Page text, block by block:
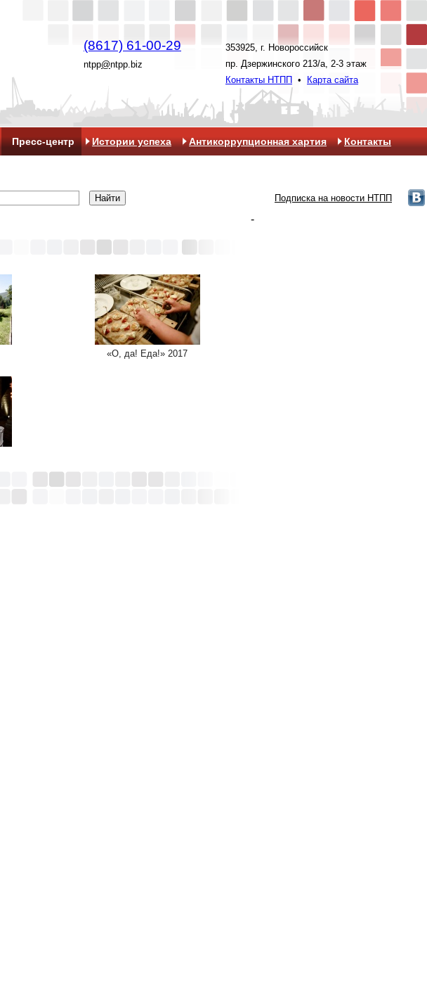
(8617) 61-00-29
ntpp@ntpp.biz
353925, г. Новороссийск
пр. Дзержинского 213/а, 2-3 этаж
Контакты НТПП
• Карта сайта
Пресс-центр Истории успеха Антикоррупционная хартия Контакты
Подписка на новости НТПП
«О, да! Еда!» 2017
-